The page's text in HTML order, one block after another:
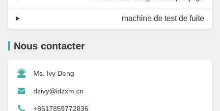
machine de test de fuite
Nous contacter
Ms. Ivy Deng
dzivy@idzxm.cn
+8617859772836